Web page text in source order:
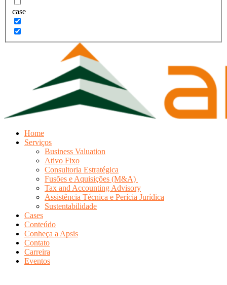
case
Home
Serviços
Business Valuation
Ativo Fixo
Consultoria Estratégica
Fusões e Aquisições (M&A)
Tax and Accounting Advisory
Assistência Técnica e Perícia Jurídica
Sustentabilidade
Cases
Conteúdo
Conheça a Apsis
Contato
Carreira
Eventos